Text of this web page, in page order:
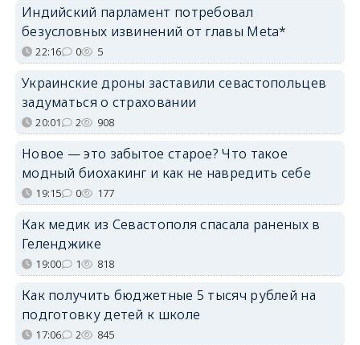
Индийский парламент потребовал
безусловных извинений от главы Meta*
22:16 0 5
Украинские дроны заставили севастопольцев
задуматься о страховании
20:01 2 908
Новое — это забытое старое? Что такое
модный биохакинг и как не навредить себе
19:15 0 177
Как медик из Севастополя спасала раненых в
Геленджике
19:00 1 818
Как получить бюджетные 5 тысяч рублей на
подготовку детей к школе
17:06 2 845